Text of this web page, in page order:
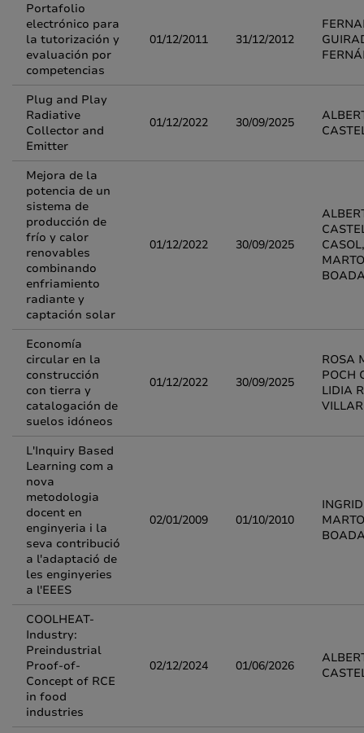
Portafolio
electrónico para
la tutorización y
evaluación por
competencias
01/12/2011 31/12/2012
Plug and Play
Radiative
Collector and
Emitter
01/12/2022 30/09/2025
Mejora de la
potencia de un
sistema de
producción de
frío y calor
renovables
combinando
enfriamiento
radiante y
captación solar
01/12/2022 30/09/2025
Economía
circular en la
construcción
con tierra y
catalogación de
suelos idóneos
01/12/2022 30/09/2025
ROSA
POCH
LIDIA
L'Inquiry Based
Learning com a
nova
metodologia
docent en
enginyeria i la
seva contribució
a l'adaptació de
les enginyeries
a l'EEES
02/01/2009 01/10/2010
INGRID
COOLHEAT-
Industry:
Preindustrial
Proof-of-
Concept of RCE
in food
industries
02/12/2024 01/06/2026